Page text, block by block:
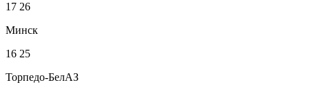
17 26
Минск
16 25
Торпедо-БелАЗ